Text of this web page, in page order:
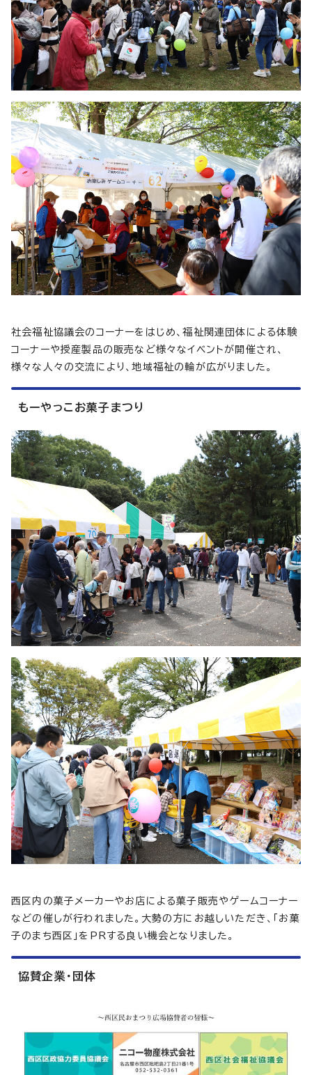
社会福祉協議会のコーナーをはじめ、福祉関連団体による体験
コーナーや授産製品の販売など様々なイベントが開催され、
様々な人々の交流により、地域福祉の輪が広がりました。
もーやっこお菓子まつり
西区内の菓子メーカーやお店による菓子販売やゲームコーナー
などの催しが行われました。大勢の方にお越しいただき、「お菓
子のまち西区」をPRする良い機会となりました。
協賛企業・団体